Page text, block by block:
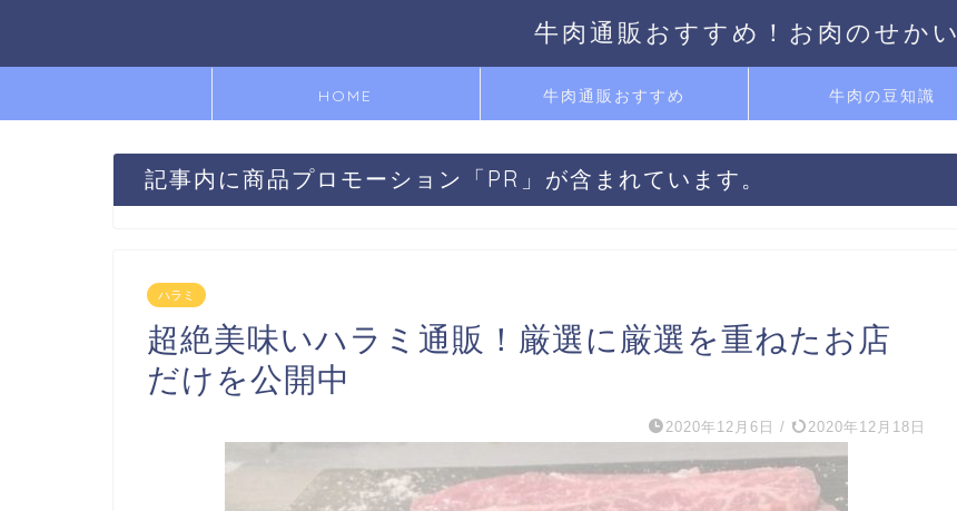
牛肉通販おすすめ！お肉のせかい
HOME 牛肉通販おすすめ 牛肉の豆知識
記事内に商品プロモーション「PR」が含まれています。
ハラミ
超絶美味いハラミ通販！厳選に厳選を重ねたお店
だけを公開中
2020年12月6日 / 2020年12月18日